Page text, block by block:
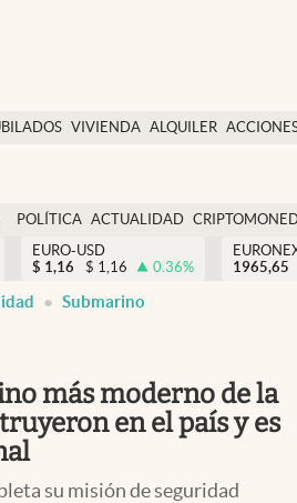
VIVIENDA ALQUILER
USA
POLÍTICA ACTUALIDAD
EURO-USD
$ 1,16 $ 1,16 0.36%
1965,65
Submarino
más moderno de la
en el país y es
su misión de seguridad